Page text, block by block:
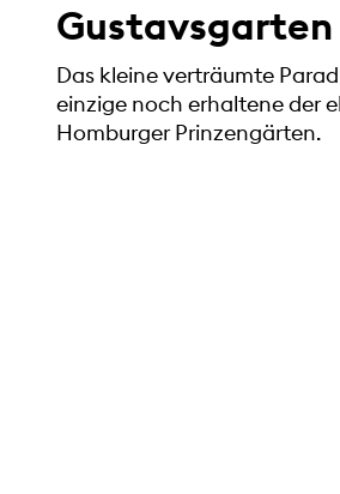
Gustavsgarten
Das kleine verträumte
einzige noch erhaltene der
Homburger Prinzengärten.